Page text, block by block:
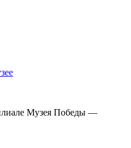
Музея Победы —